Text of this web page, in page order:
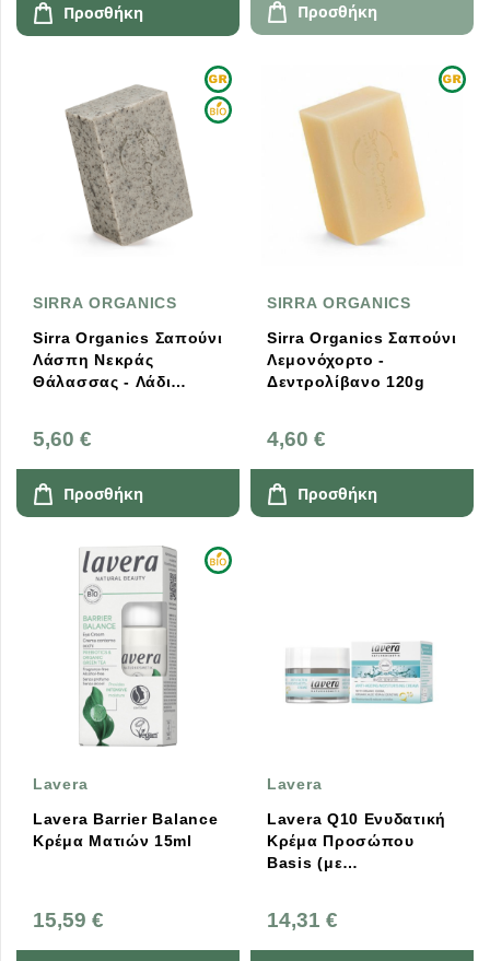
Προσθήκη Προσθήκη
SIRRA ORGANICS
Sirra Organics Σαπούνι
Λάσπη Νεκράς
Θάλασσας - Λάδι
5,60 €
Προσθήκη
SIRRA ORGANICS
Sirra Organics Σαπούνι
Λεμονόχορτο -
Δεντρολίβανο 120g
4,60 €
Προσθήκη
Lavera
Lavera Barrier Balance
Κρέμα Ματιών 15ml
15,59 €
Lavera
Lavera Q10 Ενυδατική
Κρέμα Προσώπου
Basis (με
14,31 €